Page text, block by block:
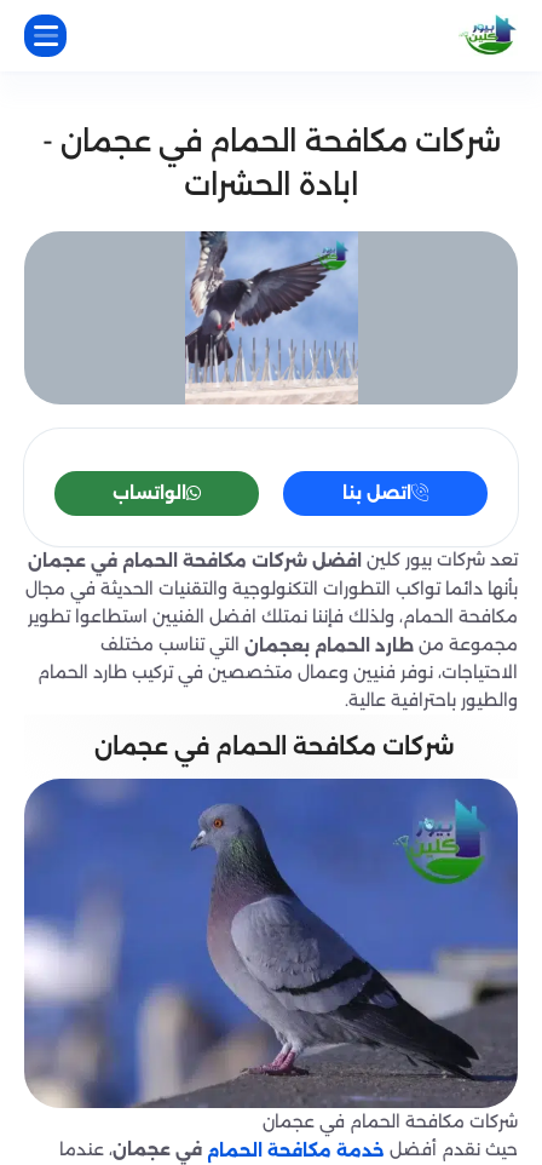
شركات مكافحة الحمام في عجمان -
ابادة الحشرات
اتصل بنا الواتساب
تعد شركات بيور كلين افضل شركات مكافحة الحمام في عجمان
بأنها دائما تواكب التطورات التكنولوجية والتقنيات الحديثة في مجال
مكافحة الحمام، ولذلك فإننا نمتلك افضل الفنيين استطاعوا تطوير
مجموعة من طارد الحمام بعجمان التي تناسب مختلف
الاحتياجات، نوفر فنيين وعمال متخصصين في تركيب طارد الحمام
والطيور باحترافية عالية.
شركات مكافحة الحمام في عجمان
شركات مكافحة الحمام في عجمان
حيث نقدم أفضل خدمة مكافحة الحمام في عجمان، عندما